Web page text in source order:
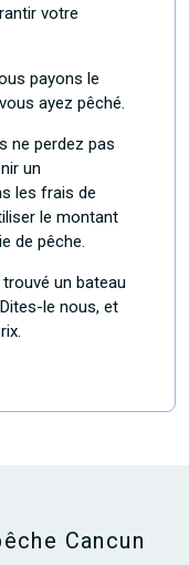
votre
payons le
ayez pêché.
ne perdez pas
un
les frais de
le montant
de pêche.
un bateau
le nous, et
Cancun